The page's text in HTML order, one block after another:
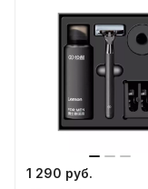
1 290 руб.